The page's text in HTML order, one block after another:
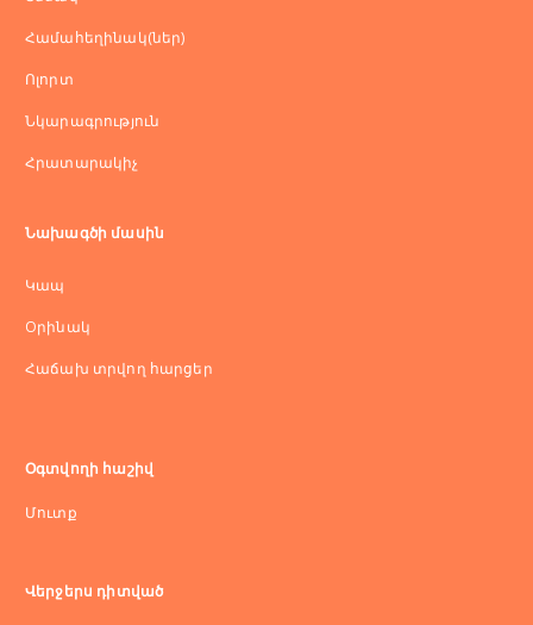
Համահեղինակ(ներ)
Ոլորտ
Նկարագրություն
Հրատարակիչ
Նախագծի մասին
Կապ
Оրինակ
Հաճախ տրվող հարցեր
Օգտվողի հաշիվ
Մուտք
Վերջերս դիտված